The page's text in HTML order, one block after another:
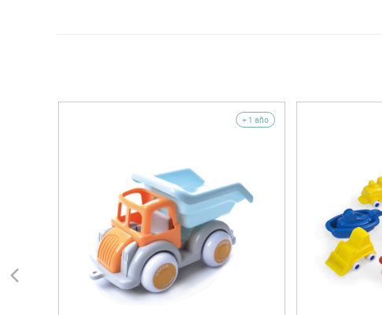
+ 1 año